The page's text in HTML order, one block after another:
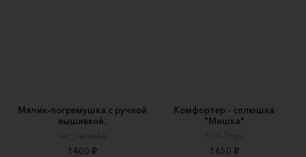
Мячик-погремушка с ручной
вышивкой.
Var_varunka
1400 ₽
Комфортер - сплюшка
"Мишка"
Sofi Toys
1650 ₽